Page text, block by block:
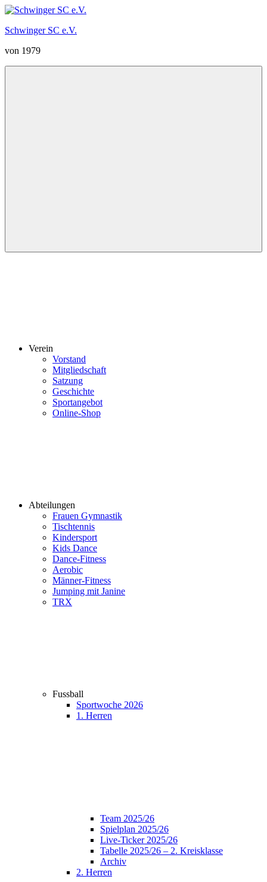
Zum
springen
Schwinger SC e.V.
von 1979
Verein
Vorstand
Mitgliedschaft
Satzung
Geschichte
Sportangebot
Online-Shop
Abteilungen
Frauen Gymnastik
Tischtennis
Kindersport
Kids Dance
Dance-Fitness
Aerobic
Männer-Fitness
Jumping mit Janine
TRX
Fussball
Sportwoche 2026
1. Herren
Team 2025/26
Spielplan 2025/26
Live-Ticker 2025/26
Tabelle 2025/26 – 2. Kreisklasse
Archiv
2. Herren